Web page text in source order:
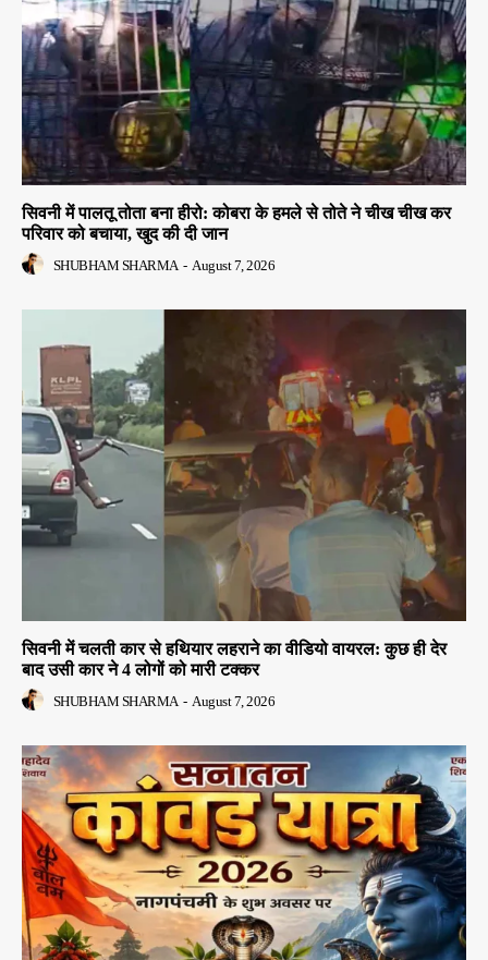
सिवनी में पालतू तोता बना हीरो: कोबरा के हमले से तोते ने चीख चीख कर
परिवार को बचाया, खुद की दी जान
SHUBHAM SHARMA - August 7, 2026
सिवनी में चलती कार से हथियार लहराने का वीडियो वायरल: कुछ ही देर
बाद उसी कार ने 4 लोगों को मारी टक्कर
SHUBHAM SHARMA - August 7, 2026